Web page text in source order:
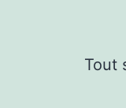
Tout